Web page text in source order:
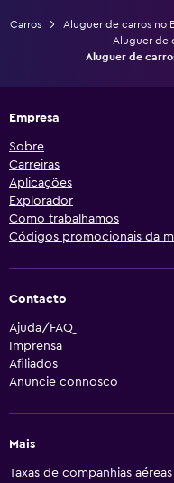
Carros Aluguer de carros no
Aluguer de
Aluguer de
Empresa
Sobre
Carreiras
Aplicações
Explorador
Como trabalhamos
Códigos promocionais da
Contacto
Ajuda/FAQ
Imprensa
Afiliados
Anuncie connosco
Mais
Taxas de companhias aéreas